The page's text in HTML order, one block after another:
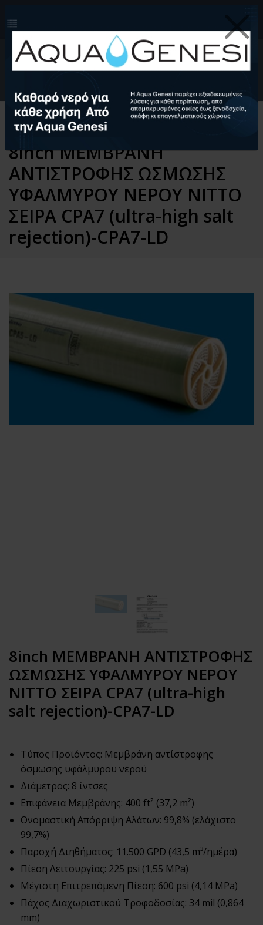
Ελληνικά (EL)
English (EN)
Αρχική Αντίστροφη Ώσμωση
Ανταλλακτικά
Μεμβράνες Αντίστροφης Ώσμωσης
8inch ΜΕΜΒΡΑΝΗ
ΑΝΤΙΣΤΡΟΦΗΣ ΩΣΜΩΣΗΣ
ΥΦΑΛΜΥΡΟΥ ΝΕΡΟΥ NITTO
ΣΕΙΡΑ CPA7 (ultra-high salt
rejection)-CPA7-LD
8inch ΜΕΜΒΡΑΝΗ ΑΝΤΙΣΤΡΟΦΗΣ
ΩΣΜΩΣΗΣ ΥΦΑΛΜΥΡΟΥ ΝΕΡΟΥ
NITTO ΣΕΙΡΑ CPA7 (ultra-high
salt rejection)-CPA7-LD
Τύπος Προϊόντος: Μεμβράνη αντίστροφης
όσμωσης υφάλμυρου νερού
Διάμετρος: 8 ίντσες
Επιφάνεια Μεμβράνης: 400 ft² (37,2 m²)
Ονομαστική Απόρριψη Αλάτων: 99,8% (ελάχιστο
99,7%)
Παροχή Διηθήματος: 11.500 GPD (43,5 m³/ημέρα)
Πίεση Λειτουργίας: 225 psi (1,55 MPa)
Μέγιστη Επιτρεπόμενη Πίεση: 600 psi (4,14 MPa)
Πάχος Διαχωριστικού Τροφοδοσίας: 34 mil (0,864
mm)